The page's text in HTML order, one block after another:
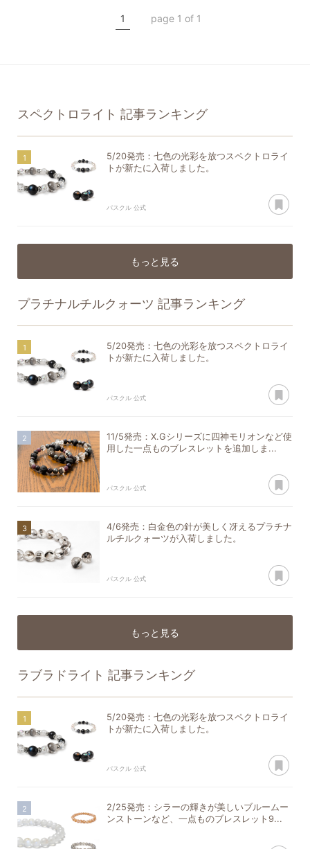
1 page 1 of 1
スペクトロライト 記事ランキング
5/20発売：七色の光彩を放つスペクトロライ
トが新たに入荷しました。
パスクル 公式
もっと見る
プラチナルチルクォーツ 記事ランキング
5/20発売：七色の光彩を放つスペクトロライ
トが新たに入荷しました。
パスクル 公式
11/5発売：X.Gシリーズに四神モリオンなど使
用した一点ものブレスレットを追加しま...
パスクル 公式
4/6発売：白金色の針が美しく冴えるプラチナ
ルチルクォーツが入荷しました。
パスクル 公式
もっと見る
ラブラドライト 記事ランキング
5/20発売：七色の光彩を放つスペクトロライ
トが新たに入荷しました。
パスクル 公式
2/25発売：シラーの輝きが美しいブルームー
ンストーンなど、一点ものブレスレット9...